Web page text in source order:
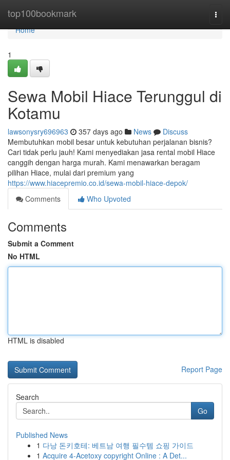
top100bookmark
Home
Home
1
Sewa Mobil Hiace Terunggul di
Kotamu
lawsonysry696963 357 days ago News
Discuss
Membutuhkan mobil besar untuk kebutuhan perjalanan bisnis?
Cari tidak perlu jauh! Kami menyediakan jasa rental mobil Hiace
canggih dengan harga murah. Kami menawarkan beragam
pilihan Hiace, mulai dari premium yang
https://www.hiacepremio.co.id/sewa-mobil-hiace-depok/
Comments
Who Upvoted
Comments
Submit a Comment
No HTML
HTML is disabled
Report Page
Search
Go
Published News
1 다낭 돈키호테: 베트남 여행 필수템 쇼핑 가이드
1 Acquire 4-Acetoxy copyright Online : A Det...